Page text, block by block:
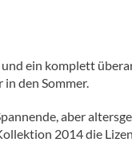
ein komplett
den Sommer.
aber
2014 die